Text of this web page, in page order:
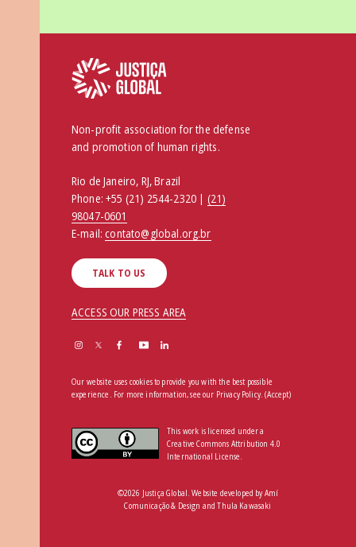
Non-profit association for the defense
and promotion of human rights.
Rio de Janeiro, RJ, Brazil
Phone:+55 (21) 2544-2320 | (21)
98047-0601
E-mail:contato@global.org.br
TALK TO US
ACCESS OUR PRESS AREA
Our website uses cookies to provide you with the best possible
experience. For more information, see our Privacy Policy.(Accept)
This work is licensed under a
Creative Commons Attribution 4.0
International License.
©2026 Justiça Global. Website developed byAmí
Comunicação & Design andThula Kawasaki